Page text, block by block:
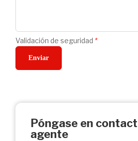
Validación de seguridad *
Enviar
Póngase en
agente